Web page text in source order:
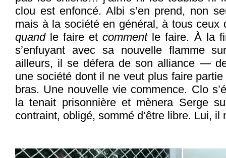
clou est enfoncé. Albi s’en prend, non
mais à la société en général, à tous
quandle faire etcommentle faire. À la
s’enfuyant avec sa nouvelle flamme
ailleurs, il se défera de son alliance —
une société dont il ne veut plus faire
bras. Une nouvelle vie commence. Clo
la tenait prisonnière et mènera Serge
contraint, obligé, sommé d’être libre. Lui, il